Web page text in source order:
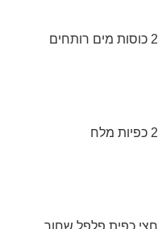
2 כוסות מים רותחים
2 כפיות מלח
חצי כפית פלפל שחור